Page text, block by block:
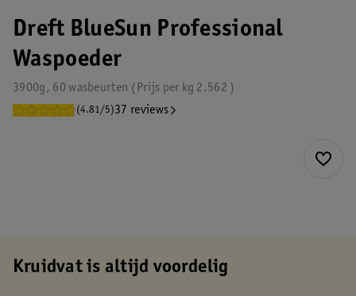
Dreft BlueSun Professional
Waspoeder
3900g, 60 wasbeurten 2.562
Prijs per kg
(4.81/5)37 reviews
Kruidvat is altijd voordelig